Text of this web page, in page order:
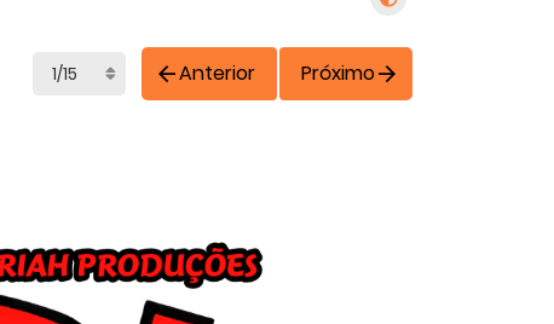
Anterior Próximo